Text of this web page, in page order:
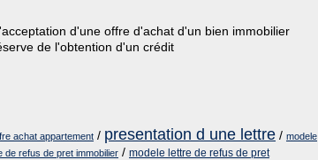
d'une offre d'achat d'un bien immobilier
de l'obtention d'un crédit
achat appartement / presentation d une lettre / modele
de refus de pret immobilier / modele lettre de refus de pret